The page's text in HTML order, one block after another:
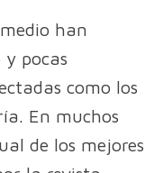
han
pocas
como los
En muchos
de los mejores